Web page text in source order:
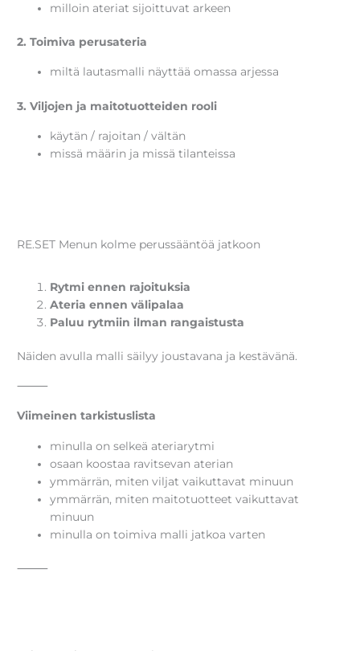
milloin ateriat sijoittuvat arkeen
2. Toimiva perusateria
miltä lautasmalli näyttää omassa arjessa
3. Viljojen ja maitotuotteiden rooli
käytän / rajoitan / vältän
missä määrin ja missä tilanteissa
RE.SET Menun kolme perussääntöä jatkoon
Rytmi ennen rajoituksia
Ateria ennen välipalaa
Paluu rytmiin ilman rangaistusta
Näiden avulla malli säilyy joustavana ja kestävänä.
⸻
Viimeinen tarkistuslista
minulla on selkeä ateriarytmi
osaan koostaa ravitsevan aterian
ymmärrän, miten viljat vaikuttavat minuun
ymmärrän, miten maitotuotteet vaikuttavat
minuun
minulla on toimiva malli jatkoa varten
⸻